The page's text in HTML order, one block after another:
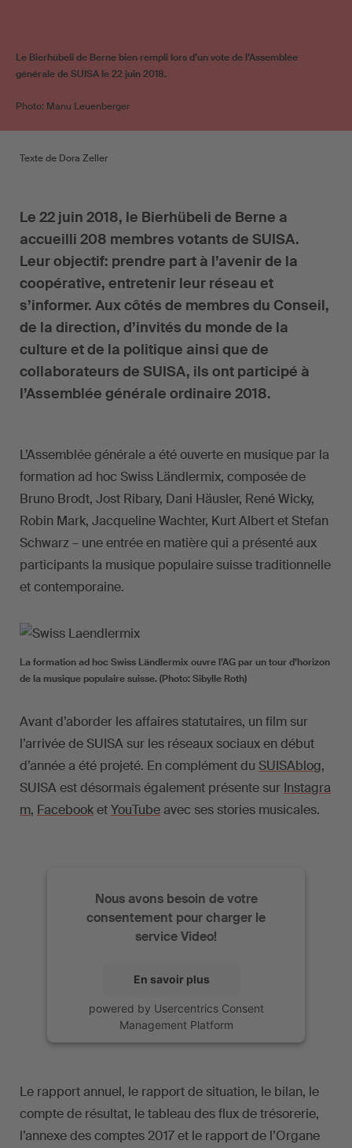
Le Bierhübeli de Berne bien rempli lors d’un vote de l’Assemblée
générale de SUISA le 22 juin 2018.
Photo: Manu Leuenberger
Texte de Dora Zeller
Le 22 juin 2018, le Bierhübeli de Berne a
accueilli 208 membres votants de SUISA.
Leur objectif: prendre part à l’avenir de la
coopérative, entretenir leur réseau et
s’informer. Aux côtés de membres du Conseil,
de la direction, d’invités du monde de la
culture et de la politique ainsi que de
collaborateurs de SUISA, ils ont participé à
l’Assemblée générale ordinaire 2018.
L’Assemblée générale a été ouverte en musique par la
formation ad hoc Swiss Ländlermix, composée de
Bruno Brodt, Jost Ribary, Dani Häusler, René Wicky,
Robin Mark, Jacqueline Wachter, Kurt Albert et Stefan
Schwarz – une entrée en matière qui a présenté aux
participants la musique populaire suisse traditionnelle
et contemporaine.
La formation ad hoc Swiss Ländlermix ouvre l’AG par un tour d’horizon
de la musique populaire suisse. (Photo: Sibylle Roth)
Avant d’aborder les affaires statutaires, un film sur
l’arrivée de SUISA sur les réseaux sociaux en début
d’année a été projeté. En complément du SUISAblog,
SUISA est désormais également présente sur Instagra
m, FacebooketYouTubeavec ses stories musicales.
Nous avons besoin de votre
consentement pour charger le
service Video!
En savoir plus
powered by Usercentrics Consent
Management Platform
Le rapport annuel, le rapport de situation, le bilan, le
compte de résultat, le tableau des flux de trésorerie,
l’annexe des comptes 2017 et le rapport de l’Organe